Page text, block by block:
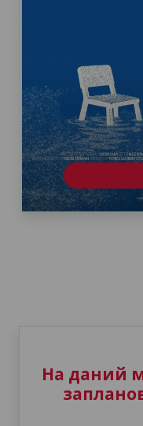
На даний